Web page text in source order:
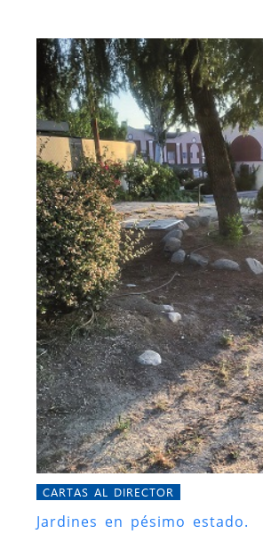
CARTAS AL DIRECTOR
Jardines en pésimo estado.